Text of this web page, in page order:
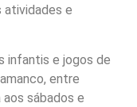
atividades e
infantis e jogos de
entre
sábados e